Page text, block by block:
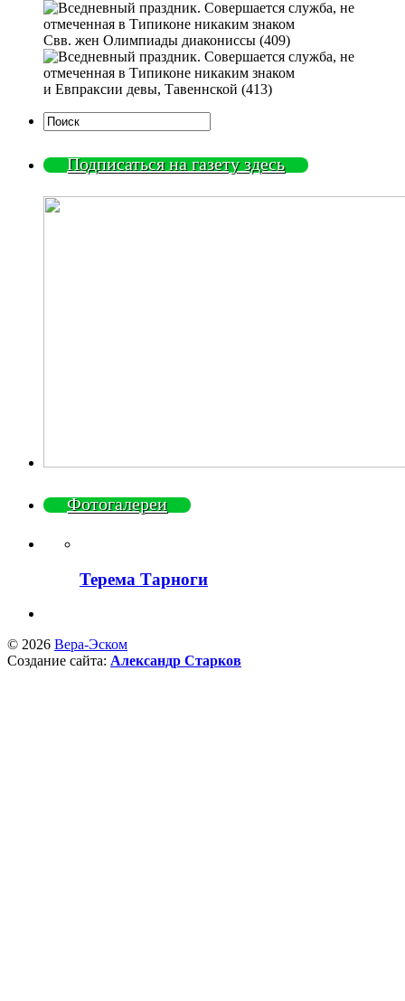
Свв. жен Олимпиады диакониссы (409)
и Евпраксии девы, Тавеннской (413)
Подписаться на газету здесь
Фотогалереи
Терема Тарноги
© 2026 Вера-Эском
Создание сайта: Александр Старков